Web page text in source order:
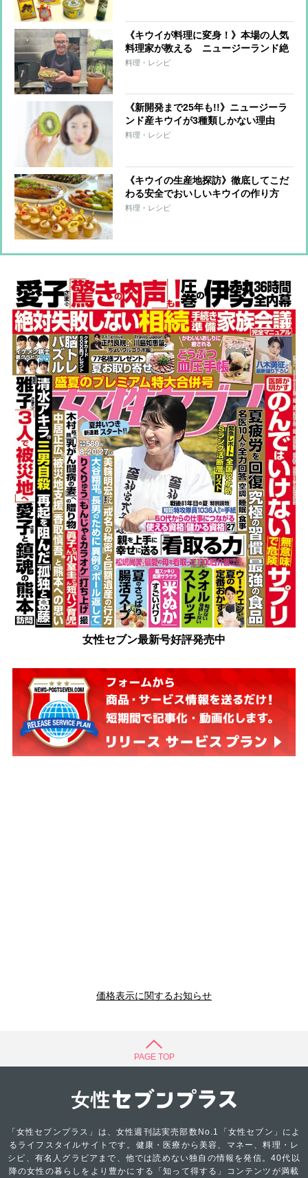
《キウイが料理に変身！》本場の人気
料理家が教える ニュージーランド絶
品レシピ
料理・レシピ
《新開発まで25年も!!》ニュージーラ
ンド産キウイが3種類しかない理由
料理・レシピ
《キウイの生産地探訪》徹底してこだ
わる安全でおいしいキウイの作り方
料理・レシピ
女性セブン最新号好評発売中
価格表示に関するお知らせ
PAGE TOP
「女性セブンプラス」は、女性週刊誌実売部数No.1「女性セブン」によ
るライフスタイルサイトです。健康・医療から美容、マネー、料理・レ
シピ、有名人グラビアまで、他では読めない独自の情報を発信。40代以
降の女性の暮らしをより豊かにする「知って得する」コンテンツが満載